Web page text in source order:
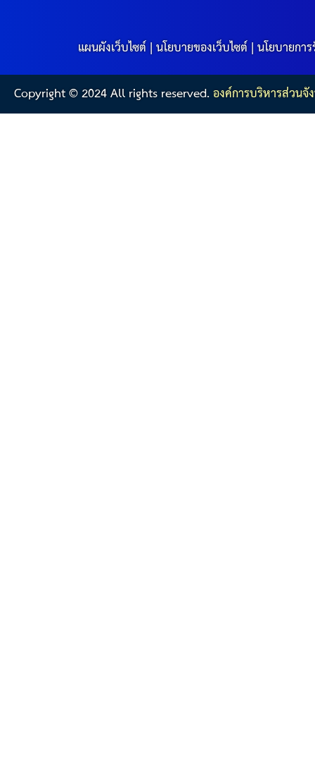
แผนผังเว็บไซต์|นโยบายของเว็บไซต์|นโยบายกา
Copyright © 2024 All rights reserved.องค์การบริหารส่วน